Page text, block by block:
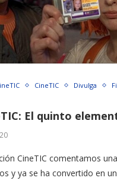
CineTIC Divulga
El quinto
CineTIC comentamos
y ya se ha convertido en